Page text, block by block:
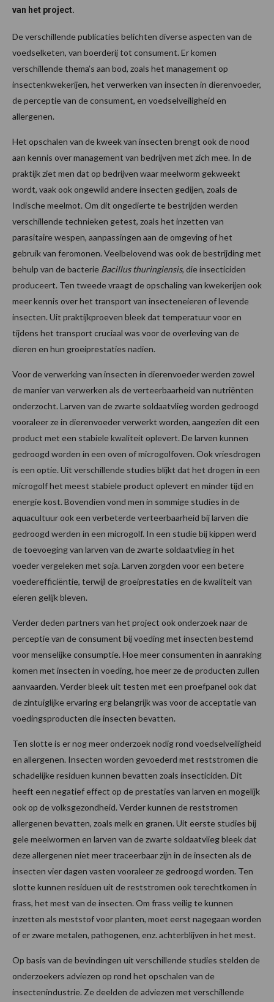
van het project.
De verschillende publicaties belichten diverse aspecten van de
voedselketen, van boerderij tot consument. Er komen
verschillende thema’s aan bod, zoals het management op
insectenkwekerijen, het verwerken van insecten in dierenvoeder,
de perceptie van de consument, en voedselveiligheid en
allergenen.
Het opschalen van de kweek van insecten brengt ook de nood
aan kennis over management van bedrijven met zich mee. In de
praktijk ziet men dat op bedrijven waar meelworm gekweekt
wordt, vaak ook ongewild andere insecten gedijen, zoals de
Indische meelmot. Om dit ongedierte te bestrijden werden
verschillende technieken getest, zoals het inzetten van
parasitaire wespen, aanpassingen aan de omgeving of het
gebruik van feromonen. Veelbelovend was ook de bestrijding met
behulp van de bacterie Bacillus thuringiensis, die insecticiden
produceert. Ten tweede vraagt de opschaling van kwekerijen ook
meer kennis over het transport van insecteneieren of levende
insecten. Uit praktijkproeven bleek dat temperatuur voor en
tijdens het transport cruciaal was voor de overleving van de
dieren en hun groeiprestaties nadien.
Voor de verwerking van insecten in dierenvoeder werden zowel
de manier van verwerken als de verteerbaarheid van nutriënten
onderzocht. Larven van de zwarte soldaatvlieg worden gedroogd
vooraleer ze in dierenvoeder verwerkt worden, aangezien dit een
product met een stabiele kwaliteit oplevert. De larven kunnen
gedroogd worden in een oven of microgolfoven. Ook vriesdrogen
is een optie. Uit verschillende studies blijkt dat het drogen in een
microgolf het meest stabiele product oplevert en minder tijd en
energie kost. Bovendien vond men in sommige studies in de
aquacultuur ook een verbeterde verteerbaarheid bij larven die
gedroogd werden in een microgolf. In een studie bij kippen werd
de toevoeging van larven van de zwarte soldaatvlieg in het
voeder vergeleken met soja. Larven zorgden voor een betere
voederefficiëntie, terwijl de groeiprestaties en de kwaliteit van
eieren gelijk bleven.
Verder deden partners van het project ook onderzoek naar de
perceptie van de consument bij voeding met insecten bestemd
voor menselijke consumptie. Hoe meer consumenten in aanraking
komen met insecten in voeding, hoe meer ze de producten zullen
aanvaarden. Verder bleek uit testen met een proefpanel ook dat
de zintuiglijke ervaring erg belangrijk was voor de acceptatie van
voedingsproducten die insecten bevatten.
Ten slotte is er nog meer onderzoek nodig rond voedselveiligheid
en allergenen. Insecten worden gevoederd met reststromen die
schadelijke residuen kunnen bevatten zoals insecticiden. Dit
heeft een negatief effect op de prestaties van larven en mogelijk
ook op de volksgezondheid. Verder kunnen de reststromen
allergenen bevatten, zoals melk en granen. Uit eerste studies bij
gele meelwormen en larven van de zwarte soldaatvlieg bleek dat
deze allergenen niet meer traceerbaar zijn in de insecten als de
insecten vier dagen vasten vooraleer ze gedroogd worden. Ten
slotte kunnen residuen uit de reststromen ook terechtkomen in
frass, het mest van de insecten. Om frass veilig te kunnen
inzetten als meststof voor planten, moet eerst nagegaan worden
of er zware metalen, pathogenen, enz. achterblijven in het mest.
Op basis van de bevindingen uit verschillende studies stelden de
onderzoekers adviezen op rond het opschalen van de
insectenindustrie. Ze deelden de adviezen met verschillende